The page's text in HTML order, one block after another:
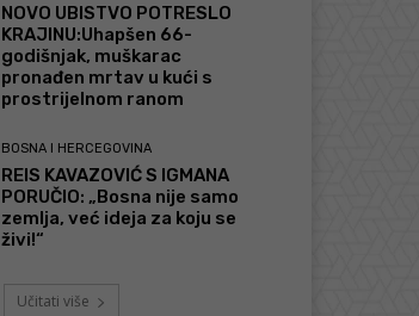
NOVO UBISTVO POTRESLO
KRAJINU:Uhapšen 66-
godišnjak, muškarac
pronađen mrtav u kući s
prostrijelnom ranom
BOSNA I HERCEGOVINA
REIS KAVAZOVIĆ S IGMANA
PORUČIO: „Bosna nije samo
zemlja, već ideja za koju se
živi!“
Učitati više